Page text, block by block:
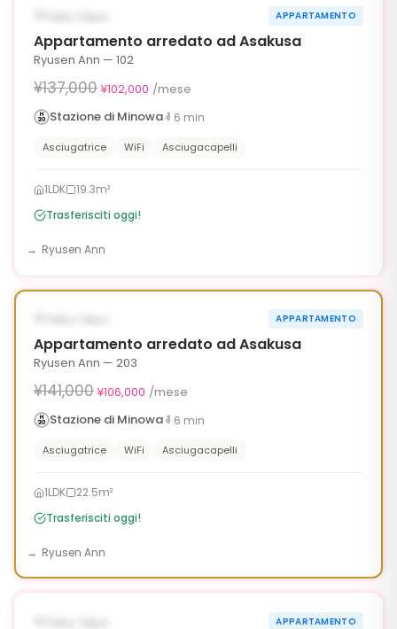
APPARTAMENTO
Appartamento arredato ad Asakusa
Ryusen Ann — 102
¥137,000 ¥102,000 /mese
Stazione di Minowa
6 min
Asciugatrice WiFi Asciugacapelli
1LDK
19.3m²
Trasferisciti oggi!
Ryusen Ann
‹ ›
APPARTAMENTO
Appartamento arredato ad Asakusa
Ryusen Ann — 203
¥141,000 ¥106,000 /mese
Stazione di Minowa
6 min
Asciugatrice WiFi Asciugacapelli
1LDK
22.5m²
Trasferisciti oggi!
Ryusen Ann
‹ ›
APPARTAMENTO